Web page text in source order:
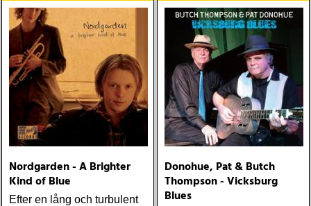
Nordgarden - A Brighter
Kind of Blue
Efter en lång och turbulent
Donohue, Pat & Butch
Thompson - Vicksburg
Blues